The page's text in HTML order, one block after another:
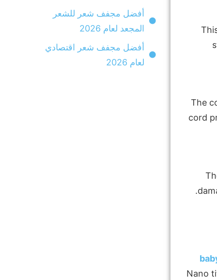
The
cord
Nano
أفضل مجفف شعر للشعر
المجعد لعام 2026
أفضل مجفف شعر اقتصادي
لعام 2026